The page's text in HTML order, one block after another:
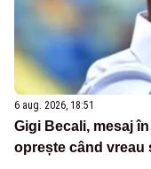
6 aug. 2026, 18:51
Gigi Becali, mesaj
oprește când vreau